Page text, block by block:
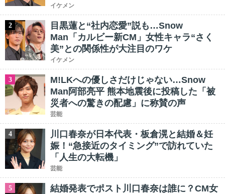
イケメン
2
目黒蓮と“社内恋愛”説も…Snow
Man「カルビー新CM」女性キャラ“さく
美”との関係性が大注目のワケ
イケメン
3
M!LKへの優しさだけじゃない…Snow
Man阿部亮平 熊本地震後に投稿した「被
災者への驚きの配慮」に称賛の声
芸能
4
川口春奈が日本代表・板倉滉と結婚＆妊
娠！“急接近のタイミング”で訪れていた
「人生の大転機」
芸能
5 結婚発表でポスト川口春奈は誰に？CM女